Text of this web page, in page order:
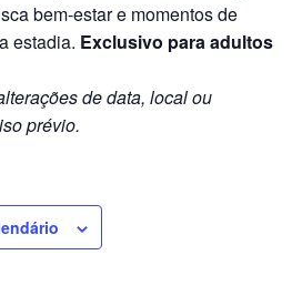
bem-estar e momentos de
estadia. Exclusivo para adultos
de data, local ou
prévio.